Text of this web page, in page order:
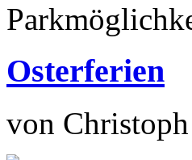
Osterferien
von